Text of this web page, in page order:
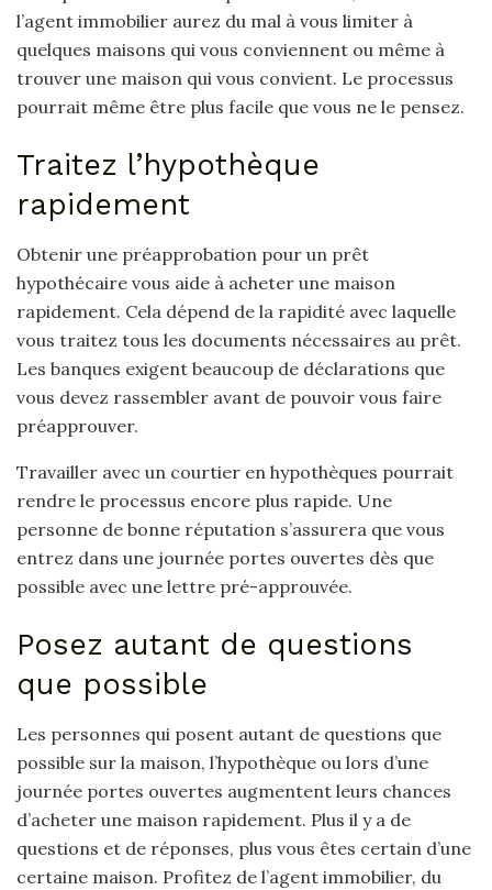
l’agent immobilier aurez du mal à vous limiter à
quelques maisons qui vous conviennent ou même à
trouver une maison qui vous convient. Le processus
pourrait même être plus facile que vous ne le pensez.
Traitez l’hypothèque
rapidement
Obtenir une préapprobation pour un prêt
hypothécaire vous aide à acheter une maison
rapidement. Cela dépend de la rapidité avec laquelle
vous traitez tous les documents nécessaires au prêt.
Les banques exigent beaucoup de déclarations que
vous devez rassembler avant de pouvoir vous faire
préapprouver.
Travailler avec un courtier en hypothèques pourrait
rendre le processus encore plus rapide. Une
personne de bonne réputation s’assurera que vous
entrez dans une journée portes ouvertes dès que
possible avec une lettre pré-approuvée.
Posez autant de questions
que possible
Les personnes qui posent autant de questions que
possible sur la maison, l’hypothèque ou lors d’une
journée portes ouvertes augmentent leurs chances
d’acheter une maison rapidement. Plus il y a de
questions et de réponses, plus vous êtes certain d’une
certaine maison. Profitez de l’agent immobilier, du